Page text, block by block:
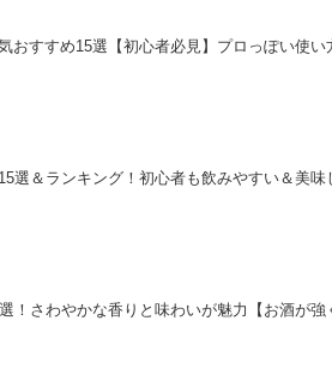
おすすめ15選【初心者必見】プロっぽい使い
選＆ランキング！初心者も飲みやすい＆美味
！さわやかな香りと味わいが魅力【お酒が強